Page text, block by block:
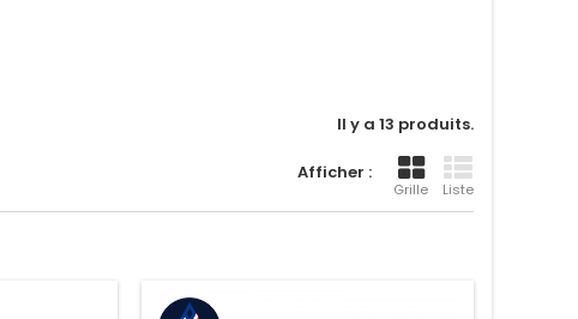
Il y a 13 produits.
Afficher :
Grille Liste